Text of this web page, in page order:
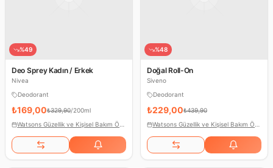
%49
Deo Sprey Kadın / Erkek
Nivea
Deodorant
₺169,00₺329,90/200ml
%48
Doğal Roll-On
Siveno
Deodorant
₺229,00₺439,90